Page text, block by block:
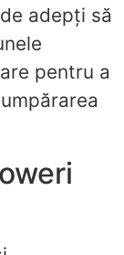
adepți să
pentru a